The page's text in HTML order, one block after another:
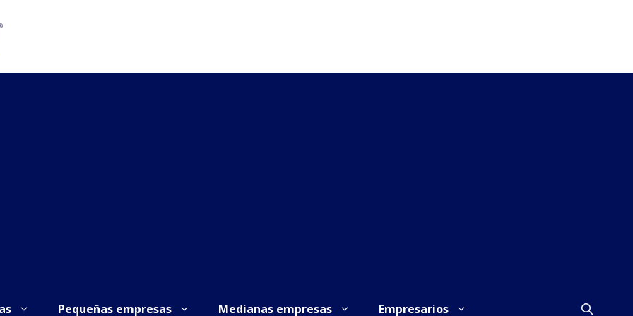
Pequeñas empresas Medianas empresas Empresarios